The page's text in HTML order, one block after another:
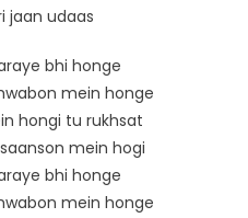
jaan udaas
bhi honge
mein honge
hongi tu rukhsat
mein hogi
bhi honge
mein honge